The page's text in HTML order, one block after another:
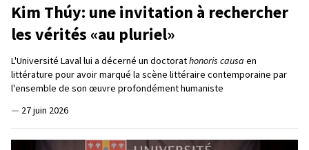
Kim Thúy: une invitation à rechercher
les vérités «au pluriel»
L'Université Laval lui a décerné un doctorathonoris causa en
littérature pour avoir marqué la scène littéraire contemporaine par
l'ensemble de son œuvre profondément humaniste
— 27 juin 2026